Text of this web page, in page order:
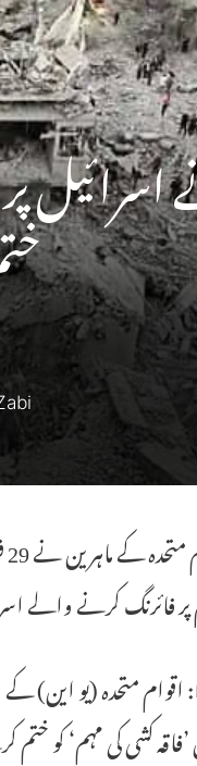
فائرنگ کرنے والے
اقوام متحدہ (یو
کشی کی مہم‘ کو